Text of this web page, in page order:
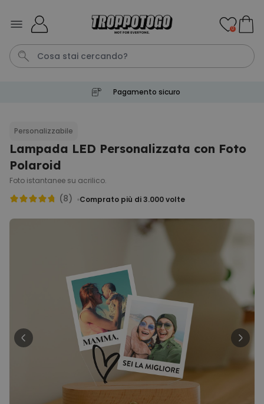
Personalizzabile
Faccia
19,99 €
Copertina Personalizzata con
Personalizzabile
Calzini Personalizzati con
Faccia e Supereroi
più di 21.600
19,99 €
Personalizzabile
Telo Mare Personalizzato in
Stile Fumetto
0
Pagamento sicuro
Personalizzabile
Lampada LED Personalizzata con Foto
Polaroid
Foto istantanee su acrilico.
(8) Comprato più di 3.000volte